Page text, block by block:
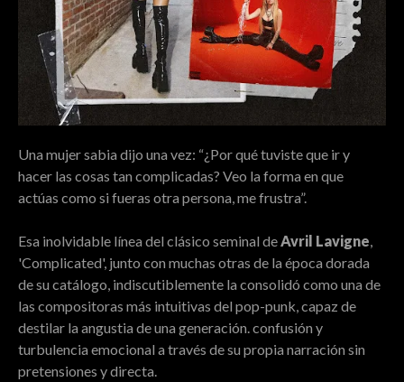
Una mujer sabia dijo una vez: “¿Por qué tuviste que ir y
hacer las cosas tan complicadas? Veo la forma en que
actúas como si fueras otra persona, me frustra”.
Esa inolvidable línea del clásico seminal deAvril Lavigne,
'Complicated', junto con muchas otras de la época dorada
de su catálogo, indiscutiblemente la consolidó como una de
las compositoras más intuitivas del pop-punk, capaz de
destilar la angustia de una generación. confusión y
turbulencia emocional a través de su propia narración sin
pretensiones y directa.